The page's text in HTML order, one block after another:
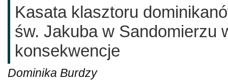
Kasata klasztoru
św. Jakuba w Sandomierzu
konsekwencje
Dominika Burdzy